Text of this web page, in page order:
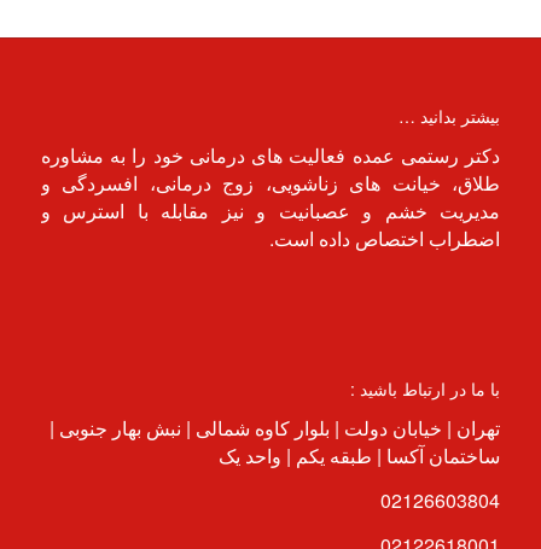
بیشتر بدانید …
دکتر رستمی عمده فعالیت های درمانی خود را به مشاوره
طلاق، خیانت های زناشویی، زوج درمانی، افسردگی و
مدیریت خشم و عصبانیت و نیز مقابله با استرس و
اضطراب اختصاص داده است.
با ما در ارتباط باشید :
تهران | خیابان دولت | بلوار کاوه شمالی | نبش بهار جنوبی |
ساختمان آکسا | طبقه یکم | واحد یک
02126603804